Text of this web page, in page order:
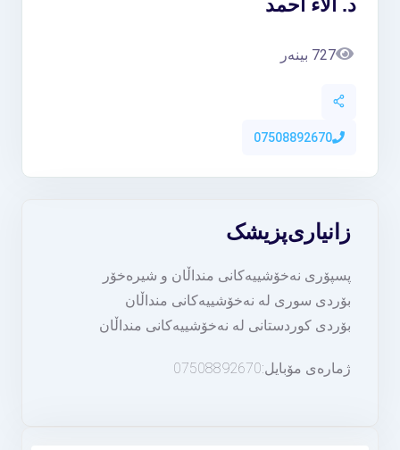
د. الاء احمد
727 بینەر
07508892670
پزیشکزانیاری
پسپۆری نەخۆشییەکانی منداڵان و شیرەخۆر
بۆردی سوری لە نەخۆشییەکانی منداڵان
بۆردی کوردستانی لە نەخۆشییەکانی منداڵان
ژمارەی مۆبایل:07508892670